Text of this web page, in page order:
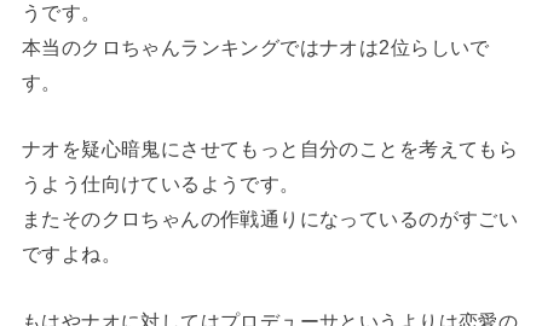
うです。
本当のクロちゃんランキングではナオは2位らしいで
す。
ナオを疑心暗鬼にさせてもっと自分のことを考えてもら
うよう仕向けているようです。
またそのクロちゃんの作戦通りになっているのがすごい
ですよね。
もはやナオに対してはプロデューサというよりは恋愛の